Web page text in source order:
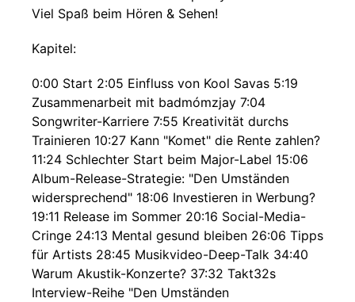
Viel Spaß beim Hören & Sehen!
Kapitel:
0:00 Start 2:05 Einfluss von Kool Savas 5:19
Zusammenarbeit mit badmómzjay 7:04
Songwriter-Karriere 7:55 Kreativität durchs
Trainieren 10:27 Kann "Komet" die Rente zahlen?
11:24 Schlechter Start beim Major-Label 15:06
Album-Release-Strategie: "Den Umständen
widersprechend" 18:06 Investieren in Werbung?
19:11 Release im Sommer 20:16 Social-Media-
Cringe 24:13 Mental gesund bleiben 26:06 Tipps
für Artists 28:45 Musikvideo-Deep-Talk 34:40
Warum Akustik-Konzerte? 37:32 Takt32s
Interview-Reihe "Den Umständen